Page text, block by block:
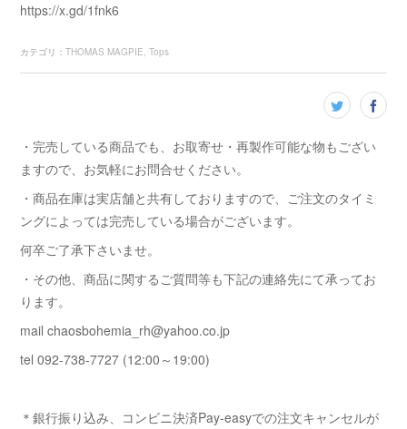
https://x.gd/1fnk6
カテゴリ ：THOMAS MAGPIE Tops
・完売している商品でも、お取寄せ・再製作可能な物もござい
ますので、お気軽にお問合せください。
・商品在庫は実店舗と共有しておりますので、ご注文のタイミ
ングによっては完売している場合がございます。
何卒ご了承下さいませ。
・その他、商品に関するご質問等も下記の連絡先にて承ってお
ります。
mail chaosbohemia_rh@yahoo.co.jp
tel 092-738-7727 (12:00～19:00)
＊銀行振り込み、コンビニ決済Pay-easyでの注文キャンセルが